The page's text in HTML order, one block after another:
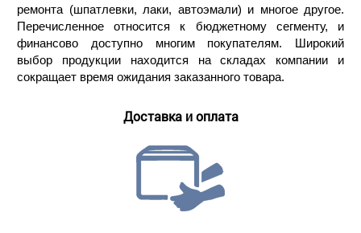
ремонта (шпатлевки, лаки, автоэмали) и многое другое.
Перечисленное относится к бюджетному сегменту, и
финансово доступно многим покупателям. Широкий
выбор продукции находится на складах компании и
сокращает время ожидания заказанного товара.
Доставка и оплата